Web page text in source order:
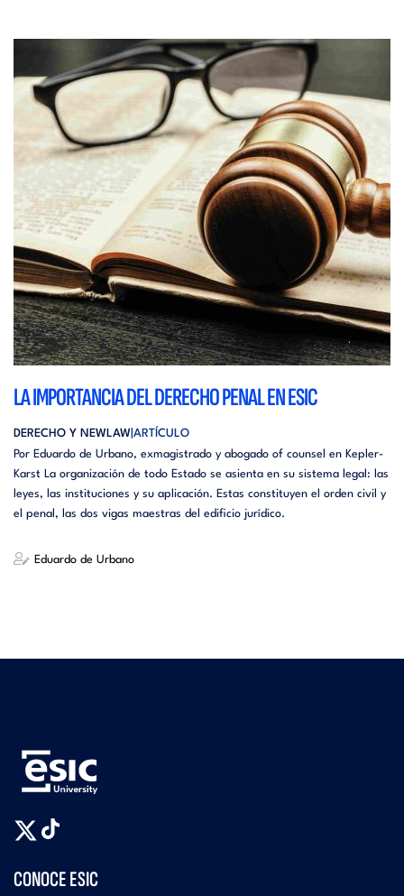
LA IMPORTANCIA DEL DERECHO PENAL EN ESIC
DERECHO Y NEWLAW ARTÍCULO
Por Eduardo de Urbano, exmagistrado y abogado of counsel en Kepler-
Karst La organización de todo Estado se asienta en su sistema legal: las
leyes, las instituciones y su aplicación. Estas constituyen el orden civil y
el penal, las dos vigas maestras del edificio jurídico.
Eduardo de Urbano
CONOCE ESIC